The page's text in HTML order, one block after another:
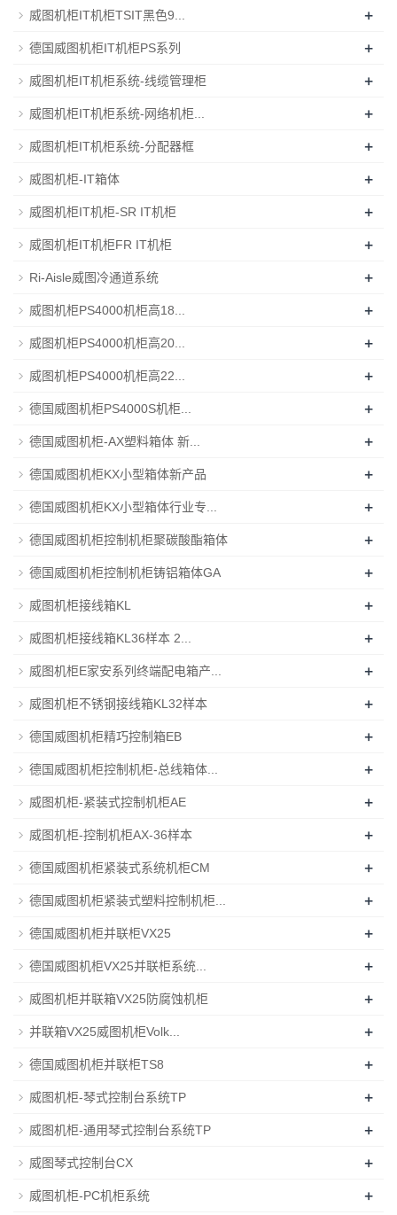
威图机柜IT机柜TSIT黑色9... +
德国威图机柜IT机柜PS系列 +
威图机柜IT机柜系统-线缆管理柜 +
威图机柜IT机柜系统-网络机柜... +
威图机柜IT机柜系统-分配器框 +
威图机柜-IT箱体 +
威图机柜IT机柜-SR IT机柜 +
威图机柜IT机柜FR IT机柜 +
Ri-Aisle威图冷通道系统 +
威图机柜PS4000机柜高18... +
威图机柜PS4000机柜高20... +
威图机柜PS4000机柜高22... +
德国威图机柜PS4000S机柜... +
德国威图机柜-AX塑料箱体 新... +
德国威图机柜KX小型箱体新产品 +
德国威图机柜KX小型箱体行业专... +
德国威图机柜控制机柜聚碳酸酯箱体 +
德国威图机柜控制机柜铸铝箱体GA +
威图机柜接线箱KL +
威图机柜接线箱KL36样本 2... +
威图机柜E家安系列终端配电箱产... +
威图机柜不锈钢接线箱KL32样本 +
德国威图机柜精巧控制箱EB +
德国威图机柜控制机柜-总线箱体... +
威图机柜-紧装式控制机柜AE +
威图机柜-控制机柜AX-36样本 +
德国威图机柜紧装式系统机柜CM +
德国威图机柜紧装式塑料控制机柜... +
德国威图机柜并联柜VX25 +
德国威图机柜VX25并联柜系统... +
威图机柜并联箱VX25防腐蚀机柜 +
并联箱VX25威图机柜Volk... +
德国威图机柜并联柜TS8 +
威图机柜-琴式控制台系统TP +
威图机柜-通用琴式控制台系统TP +
威图琴式控制台CX +
威图机柜-PC机柜系统 +